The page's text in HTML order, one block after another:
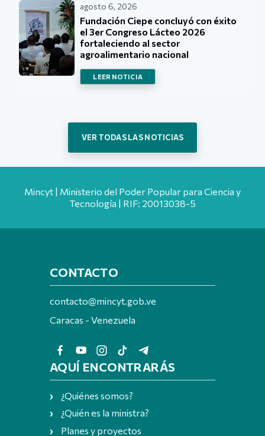
agosto 6, 2026
Fundación Ciepe concluyó con éxito
el 3er Congreso Lácteo 2026
fortaleciendo al sector
agroalimentario nacional
LEER NOTICIA
VER TODAS LAS NOTICIAS
Mincyt | Ministerio del Poder Popular para Ciencia y
Tecnología | RIF: 20013038-5
CONTACTO
contacto@mincyt.gob.ve
Caracas - Venezuela
AQUÍ ENCONTRARÁS
¿Quiénes somos?
¿Quién es la ministra?
Planes y proyectos